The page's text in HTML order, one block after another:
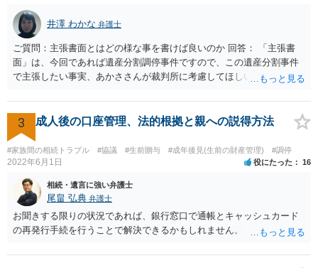
井澤 わかな 弁護士
ご質問：主張書面とはどの様な事を書けば良いのか 回答： 「主張書
面」は、今回であれば遺産分割調停事件ですので、この遺産分割事件
で主張したい事実、あかささんが裁判所に考慮してほしいと思う、亡
ります。 もし、主張したい事実や考慮してほしい事情に関連して
資料を持っているようであれば、主張書面とは別で提出できます。も
し、お姉さんに見られたくないような資料がある場合、「非開示の希
望に関する申出書」と共に提出することも考えられます。 ご質問：書
いた方が良い事と書かない方が良い事 回答： お姉さんが申立書の「申
立ての趣旨」のところに書いている遺産の分け方に対して意見があれ
ば、まずそれを書くとよいです。 次に「申立ての理由」のところに、
なぜ調停を申し立てたのか(例えば、あかささんと話合いが出来ない／
決裂した、など)や亡くなった方・あかささん・お姉さん間の事情やい
きさつなどが書かれていると思うので、あかささんから見てそれは違
3 成人後の口座管理、法的根拠と親への説得方法
#家族間の相続トラブル #協議 #生前贈与 #成年後見(生前の財産管理) #調停
2022年6月1日 役にたった 16
相続・遺言に強い弁護士
尾畠 弘典 弁護士
お聞きする限りの状況であれば、銀行窓口で通帳とキャッシュカード
の再発行手続を行うことで解決できるかもしれません。